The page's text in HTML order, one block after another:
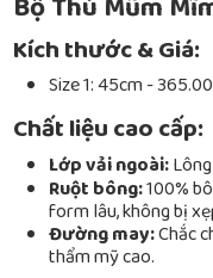
Bộ Thú Mũm
Kích thước & Giá:
Size 1: 45cm -
Chất liệu cao cấp:
Lớp vải ngoài:Lông
Ruột bông:100%
form lâu, không bị
Đường may:Chắc
thẩm mỹ cao.